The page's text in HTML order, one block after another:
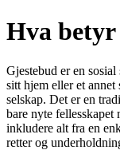
Hva betyr
Gjestebud er en
sitt hjem eller et
selskap. Det er en
bare nyte fellesskapet
inkludere alt fra en
retter og